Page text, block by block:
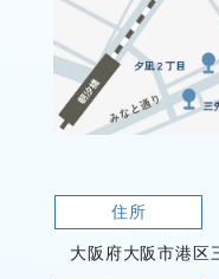
住所
大阪府大阪市港区